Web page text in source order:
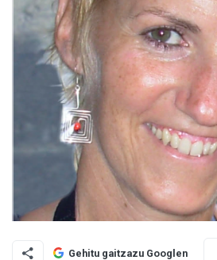
Gehitu gaitzazu Googlen